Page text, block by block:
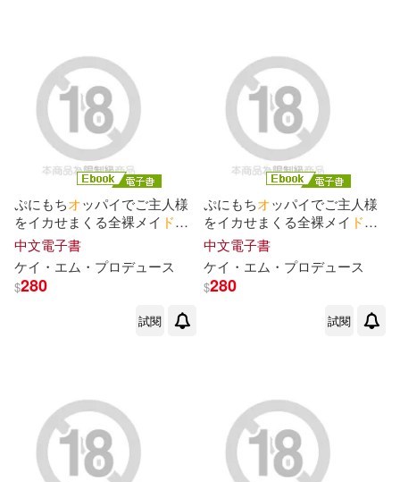
ふか田さめたろう(2)
みなと力ーニバル(2)
みわべさくら(2)
ゆめ莉りか(2) アトハ(2)
オウカ(2)
ギザン(2)
コンプエース編輯部 (2)
白水社(1) 破格音樂(1)
親子天下(1) 邦聯文化(1)
雅書堂(1) 静山社(1)
鹿島出版会(1)
ぷにもちオッパイでご主人様
をイカせまくる全裸メイ ドの
神奉仕ハー
書)
中文電子書
ケイ・エム・プロデュ ース
$280
試閱
ぷにもちオッパイでご主人様
をイカせまくる全裸メイ ドの
神奉仕ハー
書)
中文電子書
ケイ・エム・プロデュ ース
$280
試閱